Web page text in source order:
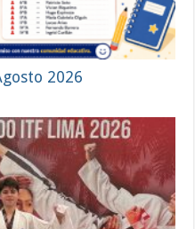
2026